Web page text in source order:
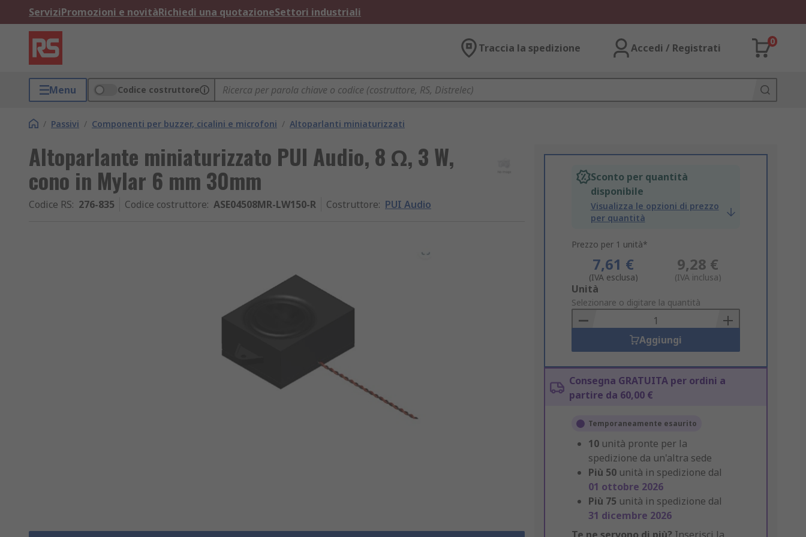
ServiziPromozioni e novitàRichiedi una quotazioneSettori industriali
Traccia la spedizione Accedi / Registrati
0
Menu Codice costruttore
/ Passivi / Componenti per buzzer, cicalini e microfoni / Altoparlanti miniaturizzati
Altoparlante miniaturizzato PUI Audio, 8 Ω, 3 W,
cono in Mylar 6 mm 30mm
Codice RS: 276-835 Codice costruttore: ASE04508MR-LW150-R Costruttore: PUI Audio
Sconto per quantità
disponibile
Visualizza le opzioni di prezzo
per quantità
Prezzo per 1 unità*
7,61 €
(IVA esclusa)
9,28 €
(IVA inclusa)
Add
to
Basket
Unità
Selezionare o digitare la quantità
Aggiungi
Consegna GRATUITA per ordini a
partire da 60,00 €
Temporaneamente esaurito
10 unità pronte per la
spedizione da un'altra sede
Più 50 unità in spedizione dal
01 ottobre 2026
Più 75 unità in spedizione dal
31 dicembre 2026